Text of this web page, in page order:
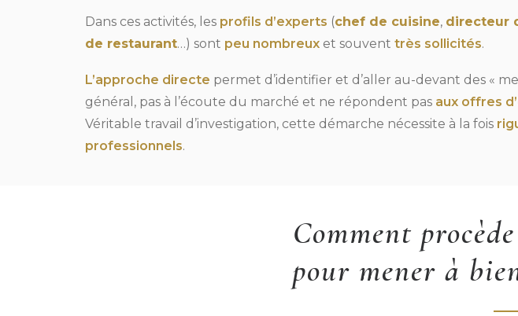
Dans ces activités, les profils d’experts (chef de cuisine, directeur
de restaurant…) sont peu nombreux et souvent très sollicités.
L’approche directe permet d’identifier et d’aller au-devant des «
général, pas à l’écoute du marché et ne répondent pas aux offres
Véritable travail d’investigation, cette démarche nécessite à la fois
professionnels.
Comment
pour mener à